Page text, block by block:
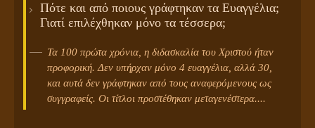
Πότε και από ποιους γράφτηκαν τα Ευαγγέλια;
Γιατί επιλέχθηκαν μόνο τα τέσσερα;
Τα 100 πρώτα χρόνια, η διδασκαλία του Χριστού ήταν
προφορική. Δεν υπήρχαν μόνο 4 ευαγγέλια, αλλά 30,
και αυτά δεν γράφτηκαν από τους αναφερόμενους ως
συγγραφείς. Οι τίτλοι προστέθηκαν μεταγενέστερα....